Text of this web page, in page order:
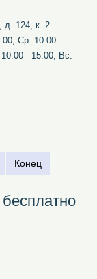
д. 124, к. 2
Ср: 10:00 -
- 15:00; Вс:
Конец